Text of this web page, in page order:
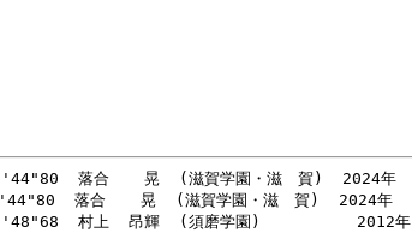
落合  　晃  (滋賀学園・滋　賀)  2024年
落合  　晃  (滋賀学園・滋　賀)  2024年
村上  昂輝  (須磨学園)          2012年